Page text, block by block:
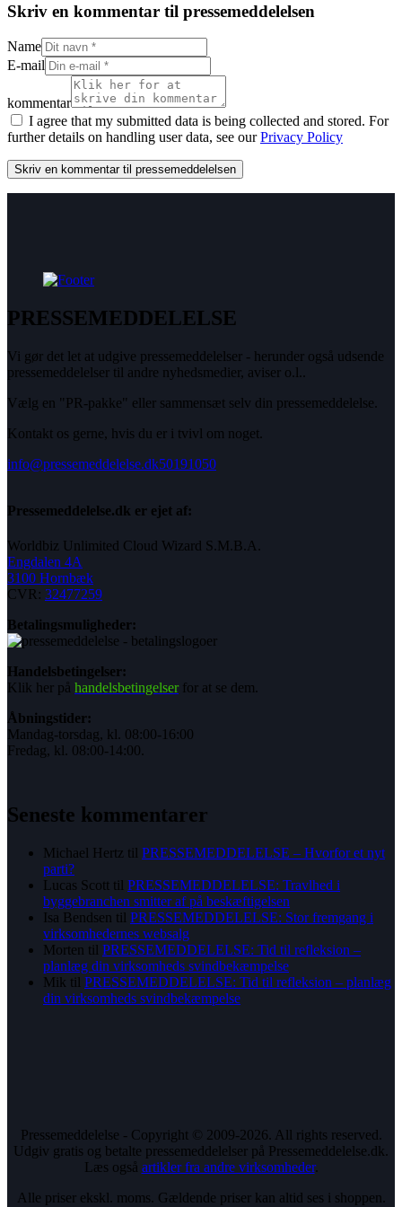
Skriv en kommentar til pressemeddelelsen
Name
E-mail
kommentar
I agree that my submitted data is being collected and stored. For
further details on handling user data, see ourPrivacy Policy
PRESSEMEDDELELSE
Vi gør det let at udgive pressemeddelelser - herunder også udsende
pressemeddelelser til andre nyhedsmedier, aviser o.l..
Vælg en "PR-pakke" eller sammensæt selv din pressemeddelelse.
Kontakt os gerne, hvis du er i tvivl om noget.
info@pressemeddelelse.dk50191050
Pressemeddelelse.dk er ejet af:
Worldbiz Unlimited Cloud Wizard S.M.B.A.
Engdalen 4A
3100 Hornbæk
CVR: 32477259
Betalingsmuligheder:
Handelsbetingelser:
Klik her på handelsbetingelserfor at se dem.
Åbningstider:
Mandag-torsdag, kl. 08:00-16:00
Fredag, kl. 08:00-14:00.
Seneste kommentarer
Michael Hertz til PRESSEMEDDELELSE – Hvorfor et nyt
parti?
Lucas Scott til PRESSEMEDDELELSE: Travlhed i
byggebranchen smitter af på beskæftigelsen
Isa Bendsen til PRESSEMEDDELELSE: Stor fremgang i
virksomhedernes websalg
Morten til PRESSEMEDDELELSE: Tid til refleksion –
planlæg din virksomheds svindbekæmpelse
Mik til PRESSEMEDDELELSE: Tid til refleksion – planlæg
din virksomheds svindbekæmpelse
Pressemeddelelse - Copyright © 2009-2026. All rights reserved.
Udgiv gratis og betalte pressemeddelelser på Pressemeddelelse.dk.
Læs også artikler fra andre virksomheder.
Alle priser ekskl. moms. Gældende priser kan altid ses i shoppen.